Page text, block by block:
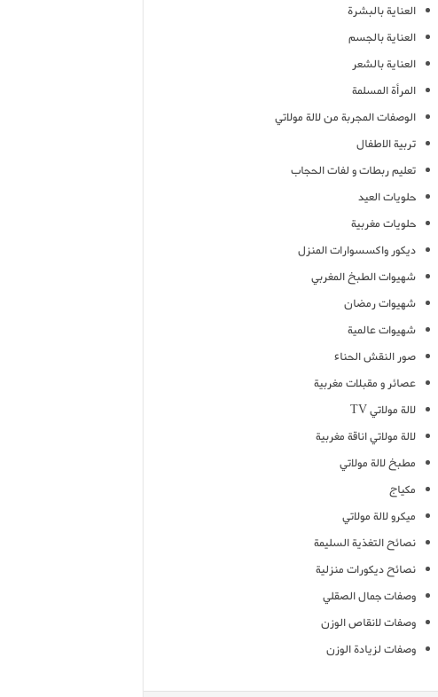
العناية بالبشرة
العناية بالجسم
العناية بالشعر
المرأة المسلمة
الوصفات المجربة من لالة مولاتي
تربية الاطفال
تعليم ربطات و لفات الحجاب
حلويات العيد
حلويات مغربية
ديكور واكسسوارات المنزل
شهيوات الطبخ المغربي
شهيوات رمضان
شهيوات عالمية
صور النقش الحناء
عصائر و مقبلات مغربية
لالة مولاتي TV
لالة مولاتي اناقة مغربية
مطبخ لالة مولاتي
مكياج
ميكرو لالة مولاتي
نصائح التغذية السليمة
نصائح ديكورات منزلية
وصفات جمال الصقلي
وصفات لانقاص الوزن
وصفات لزيادة الوزن